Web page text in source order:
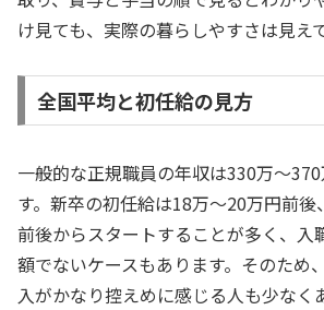
け見ても、実際の暮らしやすさは見え
全国平均と初任給の見方
一般的な正規職員の年収は330万〜
す。新卒の初任給は18万〜20万円前
前後からスタートすることが多く、入
額でないケースもあります。そのため
入がかなり控えめに感じる人も少なく